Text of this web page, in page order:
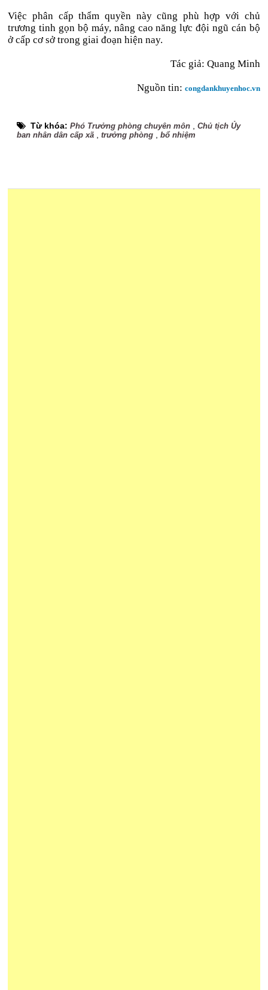
Việc phân cấp thẩm quyền này cũng phù hợp với chủ
trương tinh gọn bộ máy, nâng cao năng lực đội ngũ cán bộ
ở cấp cơ sở trong giai đoạn hiện nay.
Tác giả: Quang Minh
Nguồn tin: congdankhuyenhoc.vn
Từ khóa:Phó Trưởng phòng chuyên môn ,Chủ tịch Ủy
ban nhân dân cấp xã ,trưởng phòng ,bổ nhiệm